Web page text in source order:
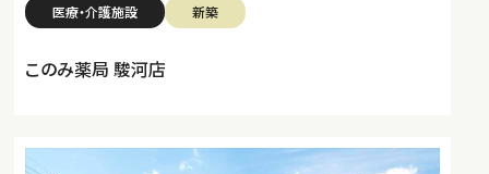
医療・介護施設 新築
このみ薬局 駿河店